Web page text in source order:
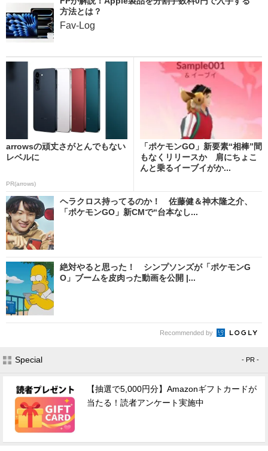
方法とは？
Fav-Log
arrowsの頑丈さがとんでもない
レベルに
PR(arrows)
「ポケモンGO」新要素“相棒”間
もなくリリースか 肩にちょこ
んと乗るイーブイがか...
ヘラクロス持ってるのか！ 佐藤健＆神木隆之介、
「ポケモンGO」新CMで“台本なし...
絶対やると思った！ シンプソンズが「ポケモンG
O」ブームを皮肉った動画を公開 |...
Recommended by
Special - PR -
【抽選で5,000円分】Amazonギフトカードが
当たる！読者アンケート実施中